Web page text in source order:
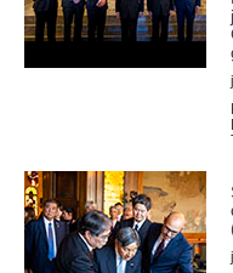
Cour
Anciens fellows
Questions fréquemment
posées
Stages